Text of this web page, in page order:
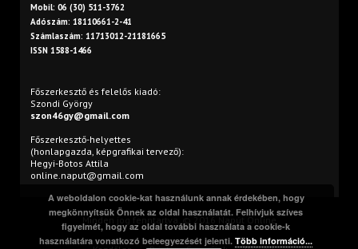
Mobil: 06 (30) 511-3762
Adószám: 18110661-2-41
Számlaszám: 11713012-21181665
ISSN 1588-1466
Főszerkesztő és felelős kiadó:
Szondi György
szon46gy@gmail.com
Főszerkesztő-helyettes
(honlapgazda, képgrafikai tervező):
Hegyi-Botos Attila
online.naput@gmail.com
Minden jog fenntartva. © 2016 Napút Online
A weboldalon cookie-kat használunk annak érdekében, hogy
megkönnyítsük Önnek az oldal használatát. Felhívjuk szíves
figyelmét, hogy az oldal további használata a cookie-k
használatára vonatkozó beleegyezését jelenti.Több információ...